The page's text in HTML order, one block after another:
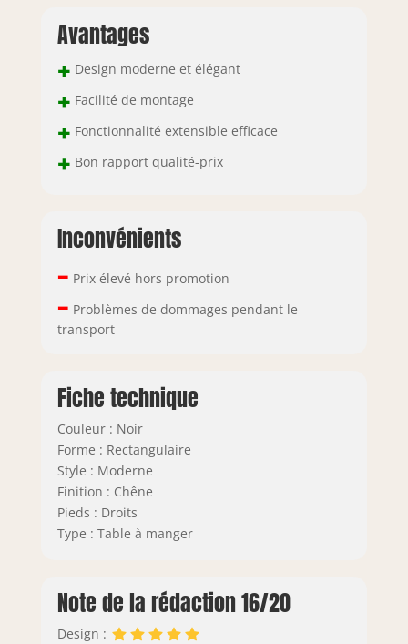
Avantages
+ Design moderne et élégant
+ Facilité de montage
+ Fonctionnalité extensible efficace
+ Bon rapport qualité-prix
Inconvénients
– Prix élevé hors promotion
– Problèmes de dommages pendant le
transport
Fiche technique
Couleur : Noir
Forme : Rectangulaire
Style : Moderne
Finition : Chêne
Pieds : Droits
Type : Table à manger
Note de la rédaction 16/20
Design :